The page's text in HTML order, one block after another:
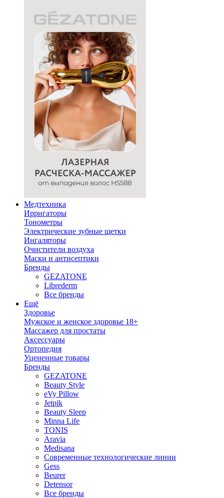
Медтехника
Ирригаторы
Тонометры
Электрические зубные щетки
Ингаляторы
Очистители воздуха
Маски и антисептики
Бренды
GEZATONE
Librederm
Все бренды
Ещё
Здоровье
Мужское и женское здоровье 18+
Массажер для простаты
Аксессуары
Ортопедия
Уцененные товары
Бренды
GEZATONE
Beauty Style
eVy Pillow
Jetpik
Beauty Sleep
Minna Life
TONIS
Aravia
Medisana
Современные технологические линии
Gess
Beurer
Detensor
Все бренды